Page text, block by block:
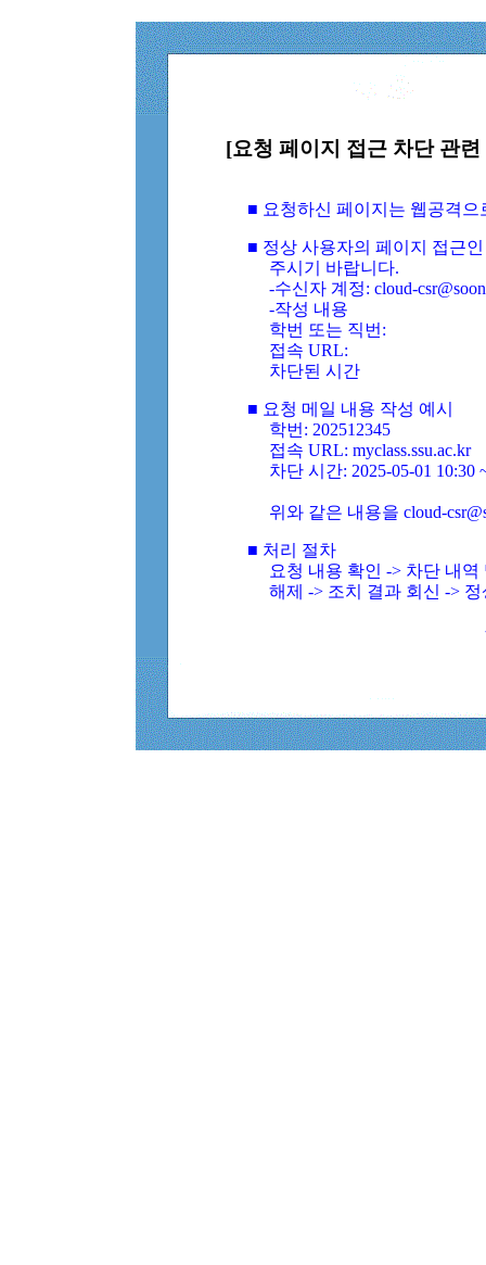
[요청 페이지 접근 차단 관
■ 요청하신 페이지는 웹공격
■ 정상 사용자의 페이지 접근
주시기 바랍니다.
-수신자 계정: cloud-
-작성 내용
학번 또는 직번:
접속 URL:
차단된 시간
■ 요청 메일 내용 작성 예시
학번: 202512345
접속 URL: myclass.ssu.ac.kr
차단 시간: 2025-05-01 10:30
위와 같은 내용을 cloud-
■ 처리 절차
요청 내용 확인 -> 차단 내
해제 -> 조치 결과 회신 ->